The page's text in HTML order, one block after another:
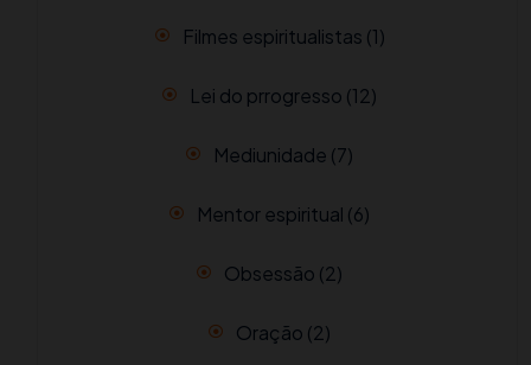
Filmes espiritualistas (1)
Lei do prrogresso (12)
Mediunidade (7)
Mentor espiritual (6)
Obsessão (2)
Oração (2)